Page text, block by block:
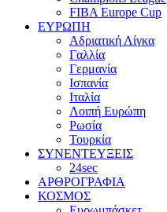
FIBA Europe Cup
ΕΥΡΩΠΗ
Αδριατική Λίγκα
Γαλλία
Γερμανία
Ισπανία
Ιταλία
Λοιπή Ευρώπη
Ρωσία
Τουρκία
ΣΥΝΕΝΤΕΥΞΕΙΣ
24sec
ΑΡΘΡΟΓΡΑΦΙΑ
ΚΟΣΜΟΣ